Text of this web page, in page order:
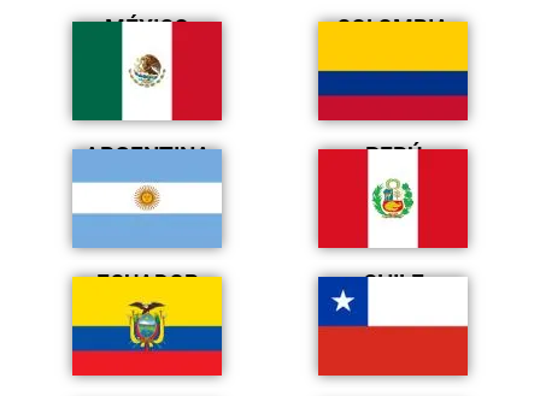
MÉXICO COLOMBIA
ARGENTINA PERÚ
ECUADOR CHILE